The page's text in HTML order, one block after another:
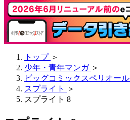
トップ ＞
少年・青年マンガ ＞
ビッグコミックスペリオール
スプライト
＞
スプライト 8